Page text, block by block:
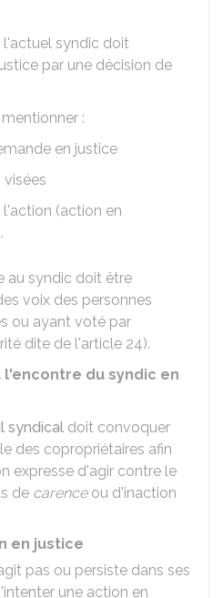
l'actuel syndic doit
par une décision de
:
en justice
visées
l'action (action en
au syndic doit être
voix des personnes
ou ayant voté par
dite de l'article 24).
l'encontre du syndic en
syndical doit convoquer
des copropriétaires afin
expresse d'agir contre le
de carenceou d'inaction
en justice
pas ou persiste dans ses
une action en